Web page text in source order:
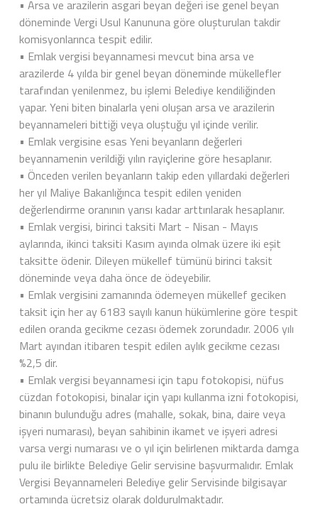
• Arsa ve arazilerin asgari beyan değeri ise genel beyan
döneminde Vergi Usul Kanununa göre oluşturulan takdir
komisyonlarınca tespit edilir.
• Emlak vergisi beyannamesi mevcut bina arsa ve
arazilerde 4 yılda bir genel beyan döneminde mükellefler
tarafından yenilenmez, bu işlemi Belediye kendiliğinden
yapar. Yeni biten binalarla yeni oluşan arsa ve arazilerin
beyannameleri bittiği veya oluştuğu yıl içinde verilir.
• Emlak vergisine esas Yeni beyanların değerleri
beyannamenin verildiği yılın rayiçlerine göre hesaplanır.
• Önceden verilen beyanların takip eden yıllardaki değerleri
her yıl Maliye Bakanlığınca tespit edilen yeniden
değerlendirme oranının yarısı kadar arttırılarak hesaplanır.
• Emlak vergisi, birinci taksiti Mart - Nisan - Mayıs
aylarında, ikinci taksiti Kasım ayında olmak üzere iki eşit
taksitte ödenir. Dileyen mükellef tümünü birinci taksit
döneminde veya daha önce de ödeyebilir.
• Emlak vergisini zamanında ödemeyen mükellef geciken
taksit için her ay 6183 sayılı kanun hükümlerine göre tespit
edilen oranda gecikme cezası ödemek zorundadır. 2006 yılı
Mart ayından itibaren tespit edilen aylık gecikme cezası
%2,5 dir.
• Emlak vergisi beyannamesi için tapu fotokopisi, nüfus
cüzdan fotokopisi, binalar için yapı kullanma izni fotokopisi,
binanın bulunduğu adres (mahalle, sokak, bina, daire veya
işyeri numarası), beyan sahibinin ikamet ve işyeri adresi
varsa vergi numarası ve o yıl için belirlenen miktarda damga
pulu ile birlikte Belediye Gelir servisine başvurmalıdır. Emlak
Vergisi Beyannameleri Belediye gelir Servisinde bilgisayar
ortamında ücretsiz olarak doldurulmaktadır.